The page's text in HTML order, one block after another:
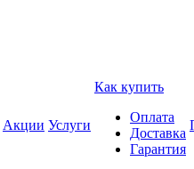
Акции Услуги
Как купить
Оплата
Доставка
Гарантия